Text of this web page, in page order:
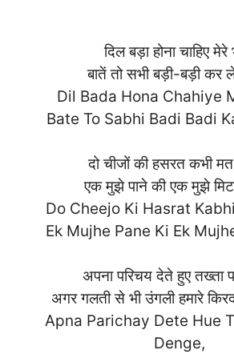
दिल बड़ा होना चाहिए मेरे
बातें तो सभी बड़ी-बड़ी कर
Dil Bada Hona Chahiye
Bate To Sabhi Badi Badi
दो चीजों की हसरत कभी
एक मुझे पाने की एक मुझे
Do Cheejo Ki Hasrat
Ek Mujhe Pane Ki Ek
अपना परिचय देते हुए तख्ता
अगर गलती से भी उंगली हमारे
Apna Parichay Dete Hue
Denge,